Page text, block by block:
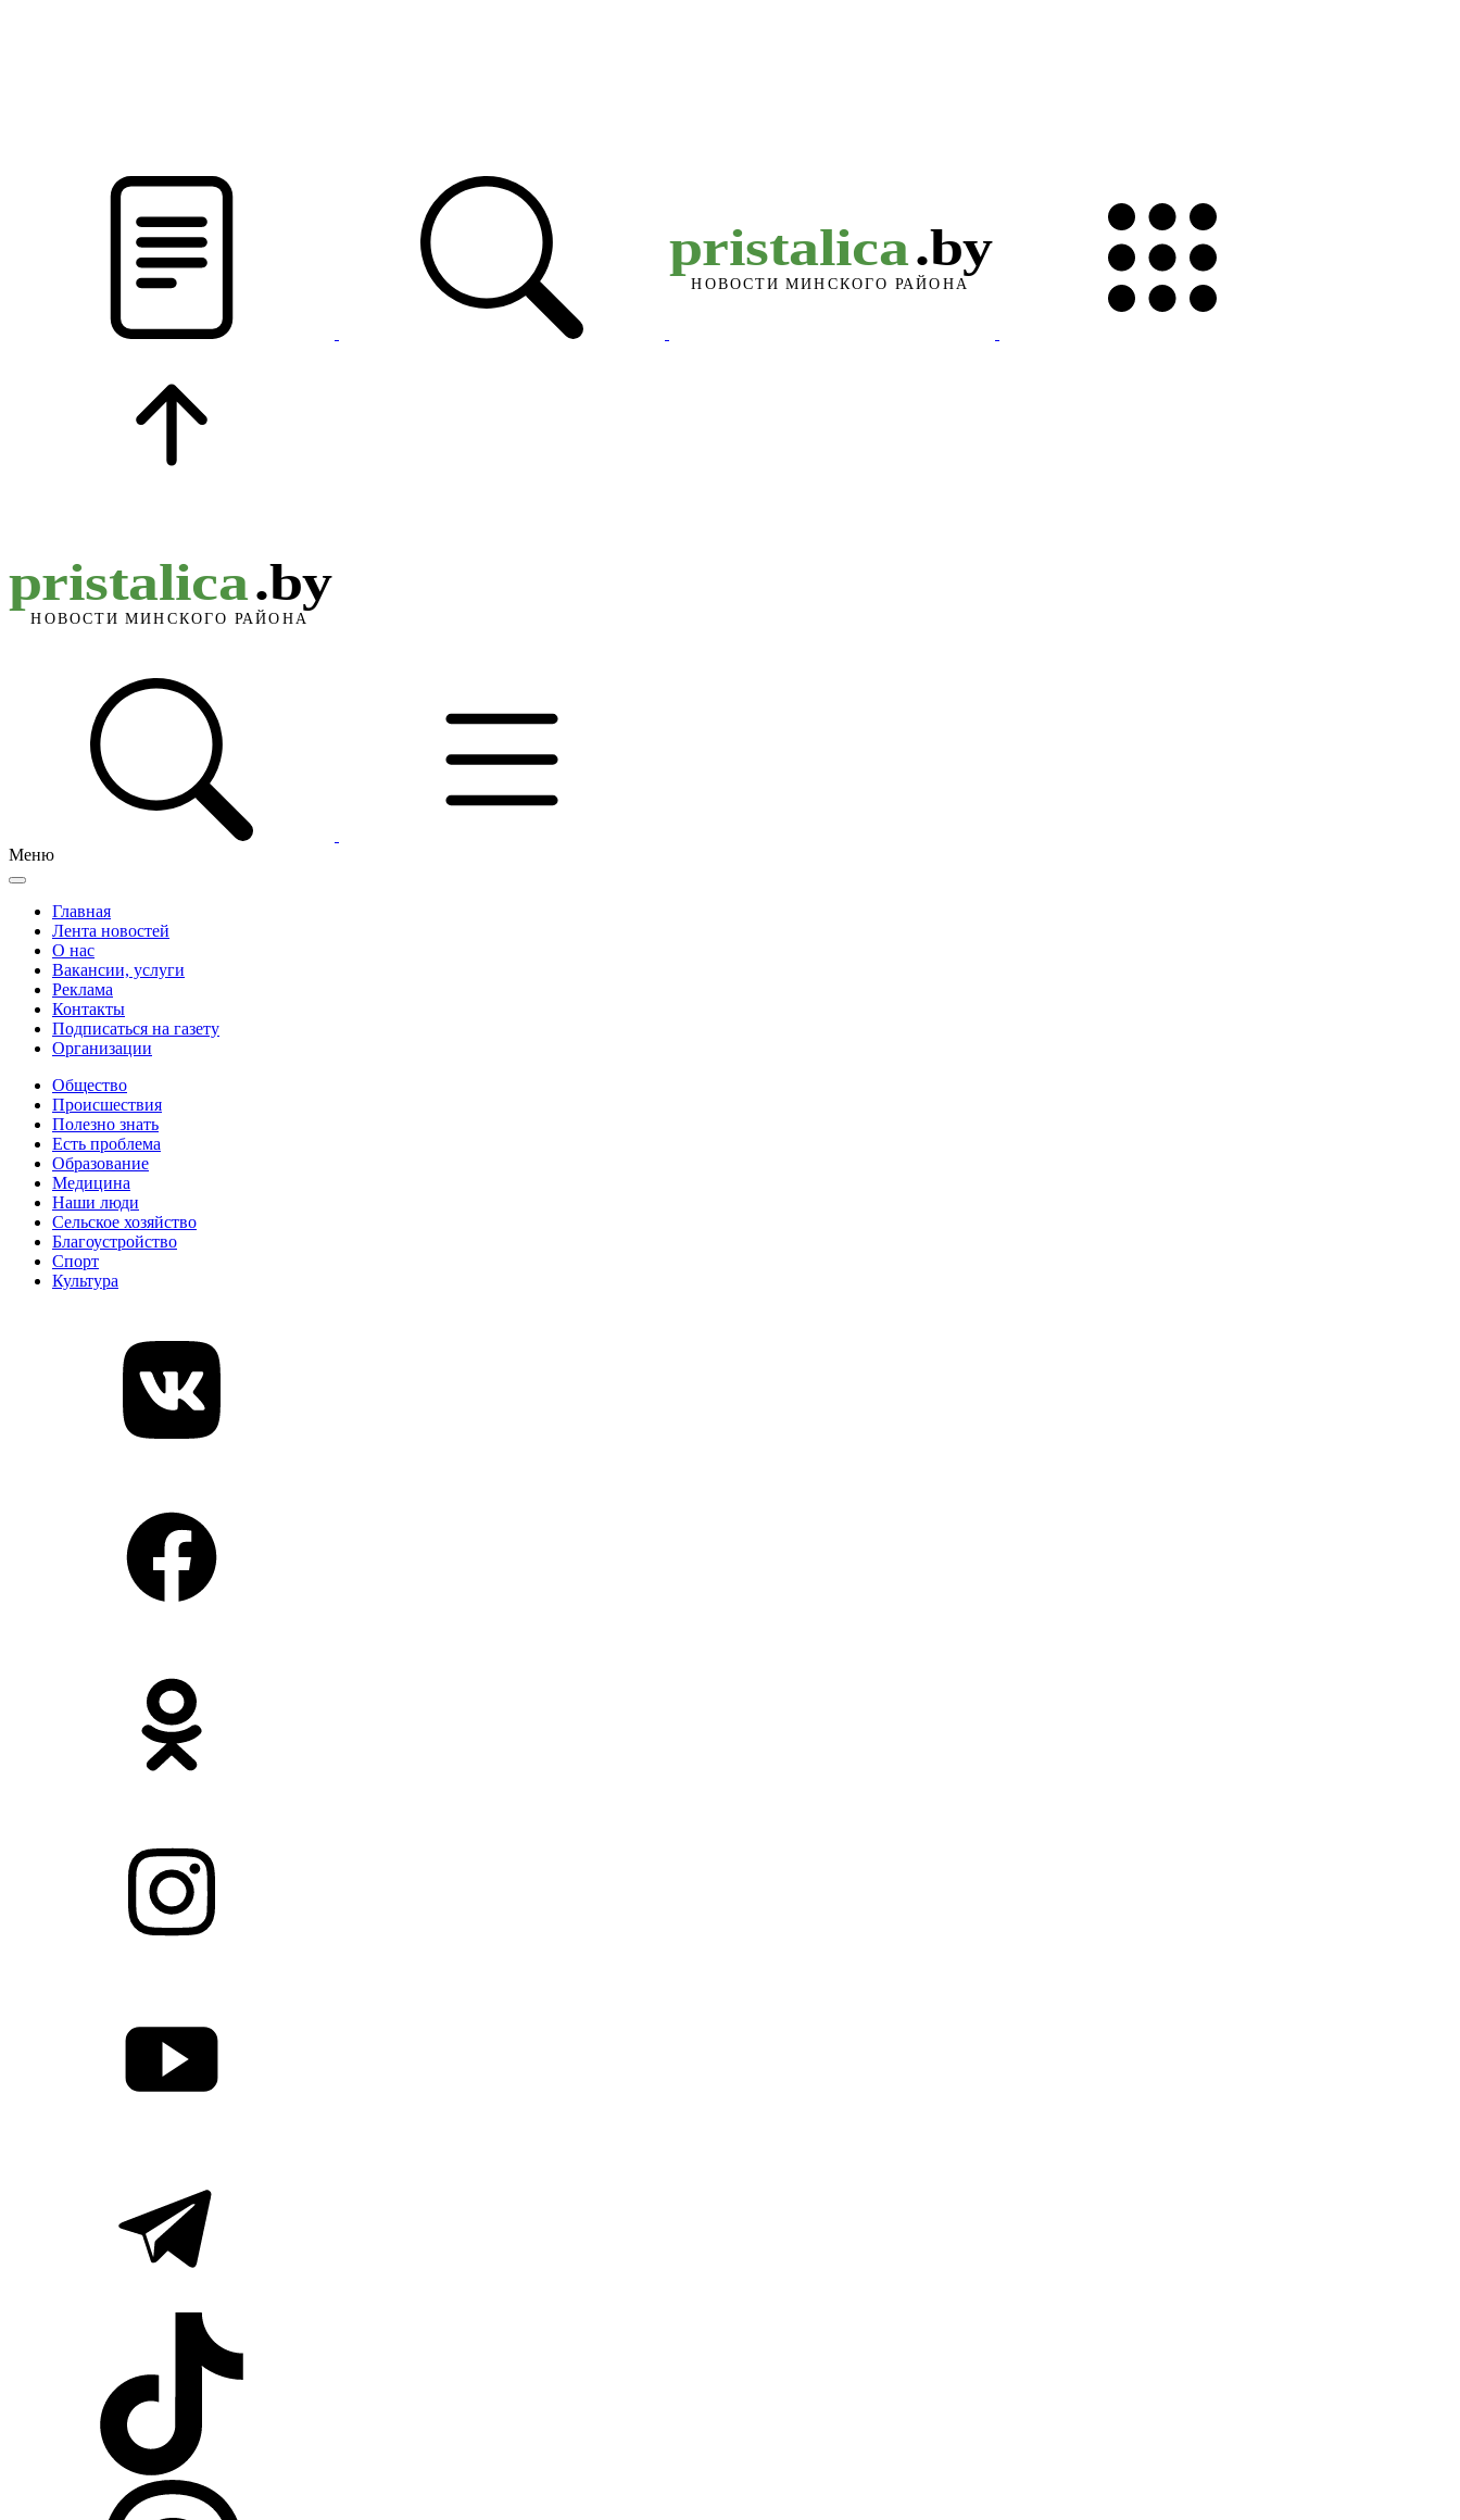
Меню
Главная
Лента новостей
О нас
Вакансии, услуги
Реклама
Контакты
Подписаться на газету
Организации
Общество
Происшествия
Полезно знать
Есть проблема
Образование
Медицина
Наши люди
Сельское хозяйство
Благоустройство
Спорт
Культура